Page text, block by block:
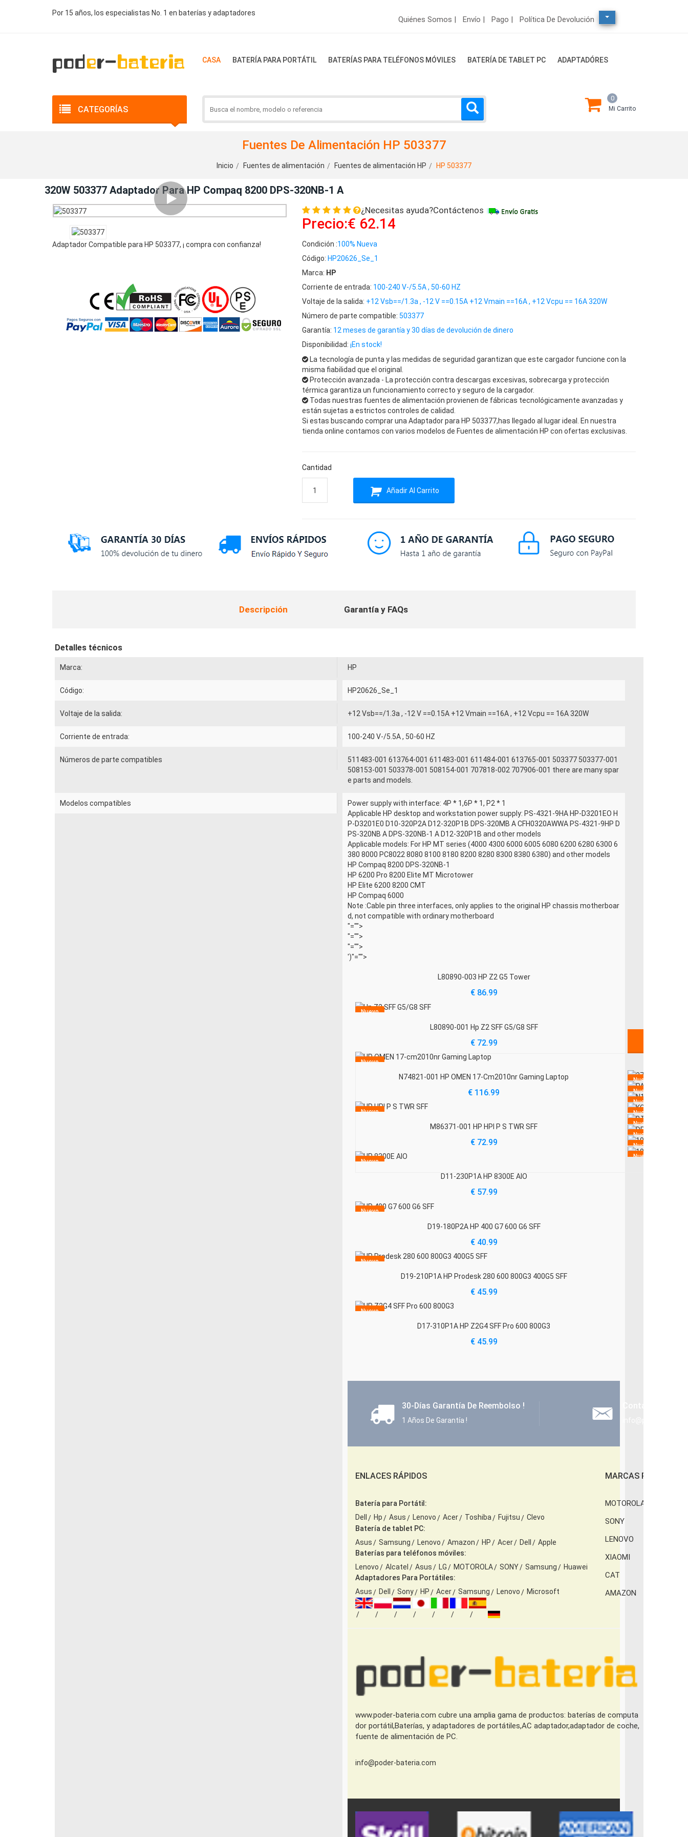
Por 15 años, los especialistas No. 1 en baterías y adaptadores
Quiénes Somos | Envío | Pago | Política De Devolución
CASA BATERÍA PARA PORTÁTIL BATERÍAS PARA TELÉFONOS MÓVILES BATERÍA DE TABLET PC ADAPTADÓRES
CATEGORÍAS
0
Mi Carrito
Fuentes De Alimentación HP 503377
Inicio Fuentes de alimentación Fuentes de alimentación HP HP 503377
320W 503377 Adaptador Para HP Compaq 8200 DPS-320NB-1 A
Adaptador Compatible para HP 503377, ¡ compra con confianza!
¿Necesitas ayuda?Contáctenos
Precio:€ 62.14
Condición :100% Nueva
Código: HP20626_Se_1
Marca: HP
Corriente de entrada: 100-240 V-/5.5A , 50-60 HZ
Voltaje de la salida: +12 Vsb==/1.3a , -12 V ==0.15A +12 Vmain ==16A , +12 Vcpu == 16A 320W
Número de parte compatible: 503377
Garantía: 12 meses de garantía y 30 días de devolución de dinero
Disponibilidad: ¡En stock!
La tecnología de punta y las medidas de seguridad garantizan que este cargador funcione con la
misma fiabilidad que el original.
Protección avanzada - La protección contra descargas excesivas, sobrecarga y protección
térmica garantiza un funcionamiento correcto y seguro de la cargador.
Todas nuestras fuentes de alimentación provienen de fábricas tecnológicamente avanzadas y
están sujetas a estrictos controles de calidad.
Si estas buscando comprar una Adaptador para HP 503377,has llegado al lugar ideal. En nuestra
tienda online contamos con varios modelos de Fuentes de alimentación HP con ofertas exclusivas.
Cantidad
Añadir Al Carrito
Descripción Garantía y FAQs
Detalles técnicos
Marca: HP
Código: HP20626_Se_1
Voltaje de la salida: +12 Vsb==/1.3a , -12 V ==0.15A +12 Vmain ==16A , +12 Vcpu == 16A 320W
Corriente de entrada: 100-240 V-/5.5A , 50-60 HZ
Números de parte compatibles
511483-001 613764-001 611483-001 611484-001 613765-001 503377 503377-001
508153-001 503378-001 508154-001 707818-002 707906-001 there are many spar
e parts and models.
Modelos compatibles
Power supply with interface: 4P * 1,6P * 1, P2 * 1
Applicable HP desktop and workstation power supply: PS-4321-9HA HP-D3201EO H
P-D3201E0 D10-320P2A D12-320P1B DPS-320MB A CFH0320AWWA PS-4321-9HP D
PS-320NB A DPS-320NB-1 A D12-320P1B and other models
Applicable models: For HP MT series (4000 4300 6000 6005 6080 6200 6280 6300 6
380 8000 PC8022 8080 8100 8180 8200 8280 8300 8380 6380) and other models
HP Compaq 8200 DPS-320NB-1
HP 6200 Pro 8200 Elite MT Microtower
HP Elite 6200 8200 CMT
HP Compaq 6000
Note :Cable pin three interfaces, only applies to the original HP chassis motherboar
d, not compatible with ordinary motherboard
"="">
"="">
"="">
')"="">
L80890-003 HP Z2 G5 Tower
€ 86.99
Nuevo
L80890-001 Hp Z2 SFF G5/G8 SFF
€ 72.99
Nuevo
N74821-001 HP OMEN 17-Cm2010nr Gaming Laptop
€ 116.99
Nuevo
M86371-001 HP HPI P S TWR SFF
€ 72.99
Nuevo
D11-230P1A HP 8300E AIO
€ 57.99
Nuevo
D19-180P2A HP 400 G7 600 G6 SFF
€ 40.99
Nuevo
D19-210P1A HP Prodesk 280 600 800G3 400G5 SFF
€ 45.99
Nuevo
D17-310P1A HP Z2G4 SFF Pro 600 800G3
€ 45.99
Nuevo
Nuevo
Nuevo
Nuevo
Nuevo
Nuevo
Nuevo
Nuevo
30-Días Garantía De Reembolso !
1 Años De Garantía !
ENLACES RÁPIDOS
Batería para Portátil:
Dell
Hp Asus Lenovo Acer Toshiba Fujitsu
Clevo
Batería de tablet PC:
Asus
Samsung Lenovo Amazon HP Acer Dell
Apple
Baterías para teléfonos móviles:
Lenovo
Alcatel Asus LG MOTOROLA SONY Samsung
Huawei
Adaptadores Para Portátiles:
Asus
Dell Sony HP Acer Samsung Lenovo Microsoft
MARCAS POPULARES
MOTOROLA
SONY
LENOVO
XIAOMI
CAT
AMAZON
www.poder-bateria.com cubre una amplia gama de productos: baterías de computa
dor portátil,Baterías, y adaptadores de portátiles,AC adaptador,adaptador de coche,
fuente de alimentación de PC.
info@poder-bateria.com